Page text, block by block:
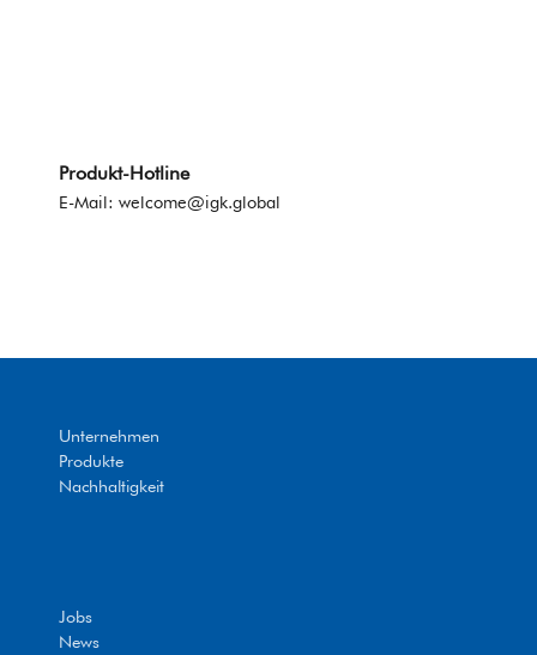
Produkt-Hotline
E-Mail: welcome@igk.global
Unternehmen
Produkte
Nachhaltigkeit
Jobs
News